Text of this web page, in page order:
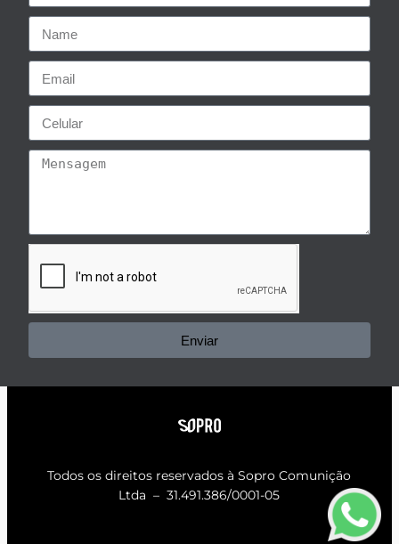
Enviar
Todos os direitos reservados àSopro Comunição
Ltda – 31.491.386/0001-05